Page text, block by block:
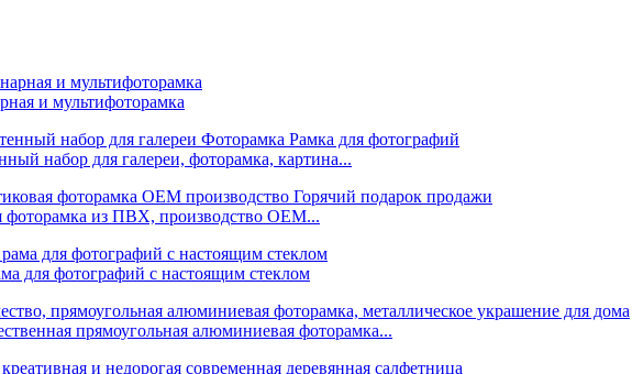
и мультифоторамка
набор для галереи, фоторамка, картина...
фоторамка из ПВХ, производство OEM...
для фотографий с настоящим стеклом
прямоугольная алюминиевая фоторамка...